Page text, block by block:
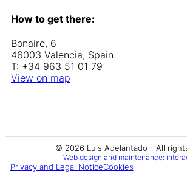
How to get there:
Bonaire, 6
46003 Valencia, Spain
T: +34 963 51 01 79
View on map
© 2026 Luis Adelantado - All
Web design and maintenance:
Privacy and Legal NoticeCookies